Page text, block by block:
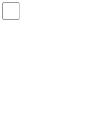
コ
ナ